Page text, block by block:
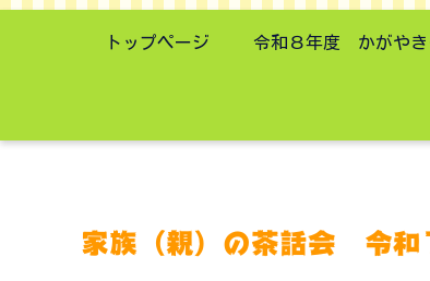
トップページ
家族（親）の茶話会 令和